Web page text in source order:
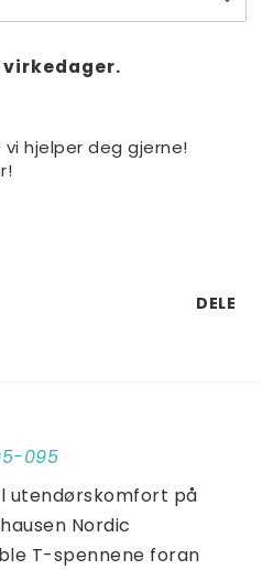
virkedager.
hjelper deg gjerne!
DELE
095
utendørskomfort på
Nordic
T-spennene foran